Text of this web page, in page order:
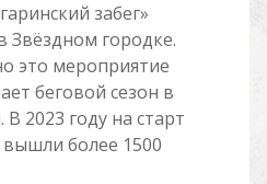
забег»
Звёздном городке.
это мероприятие
беговой сезон в
2023 году на старт
вышли более 1500